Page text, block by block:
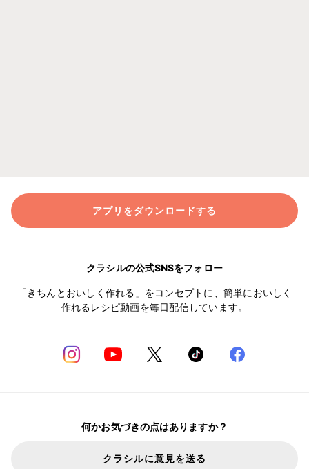
アプリをダウンロードする
クラシルの公式SNSをフォロー
「きちんとおいしく作れる」をコンセプトに、簡単においしく
作れるレシピ動画を毎日配信しています。
何かお気づきの点はありますか？
クラシルに意見を送る